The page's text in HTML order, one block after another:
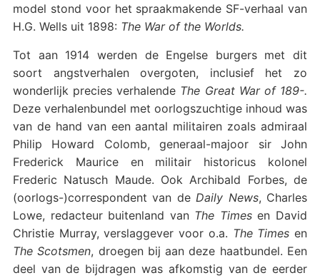
model stond voor het spraakmakende SF-verhaal van
H.G. Wells uit 1898: The War of the Worlds.
Tot aan 1914 werden de Engelse burgers met dit
soort angstverhalen overgoten, inclusief het zo
wonderlijk precies verhalende The Great War of 189-.
Deze verhalenbundel met oorlogszuchtige inhoud was
van de hand van een aantal militairen zoals admiraal
Philip Howard Colomb, generaal-majoor sir John
Frederick Maurice en militair historicus kolonel
Frederic Natusch Maude. Ook Archibald Forbes, de
(oorlogs-)correspondent van de Daily News, Charles
Lowe, redacteur buitenland van The Timesen David
Christie Murray, verslaggever voor o.a. The Timesen
The Scotsmen, droegen bij aan deze haatbundel. Een
deel van de bijdragen was afkomstig van de eerder